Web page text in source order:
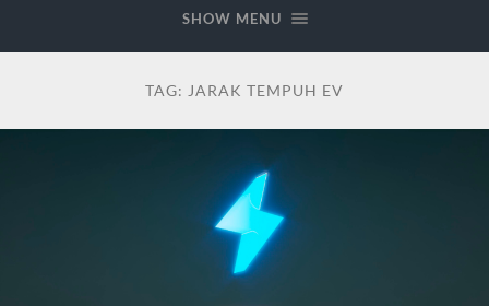
SHOW MENU
TAG: JARAK TEMPUH EV